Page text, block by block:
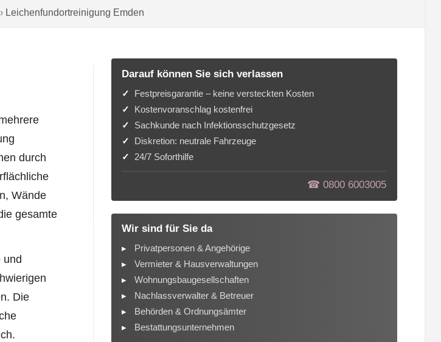
› Leichenfundortreinigung Emden
durch
Wände
gesamte
und
Die
Darauf können Sie sich verlassen
Festpreisgarantie – keine versteckten Kosten
Kostenvoranschlag kostenfrei
Sachkunde nach Infektionsschutzgesetz
Diskretion: neutrale Fahrzeuge
24/7 Soforthilfe
☎︎ 0800 6003005
Wir sind für Sie da
Privatpersonen & Angehörige
Vermieter & Hausverwaltungen
Wohnungsbaugesellschaften
Nachlassverwalter & Betreuer
Behörden & Ordnungsämter
Bestattungsunternehmen